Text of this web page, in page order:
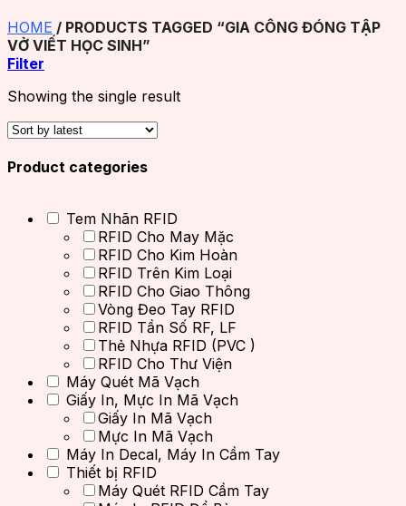
HOME / PRODUCTS TAGGED “GIA CÔNG ĐÓNG TẬP
VỞ VIẾT HỌC SINH”
Filter
Showing the single result
Product categories
Tem Nhãn RFID
RFID Cho May Mặc
RFID Cho Kim Hoàn
RFID Trên Kim Loại
RFID Cho Giao Thông
Vòng Đeo Tay RFID
RFID Tần Số RF, LF
Thẻ Nhựa RFID (PVC )
RFID Cho Thư Viện
Máy Quét Mã Vạch
Giấy In, Mực In Mã Vạch
Giấy In Mã Vạch
Mực In Mã Vạch
Máy In Decal, Máy In Cầm Tay
Thiết bị RFID
Máy Quét RFID Cầm Tay